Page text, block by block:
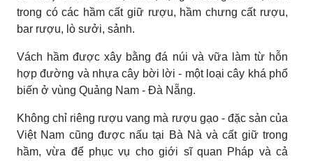
trong có các hầm cất giữ rượu, hầm chưng cất rượu,
bar rượu, lò sưởi, sảnh.
Vách hầm được xây bằng đá núi và vữa làm từ hỗn
hợp đường và nhựa cây bời lời - một loại cây khá phổ
biến ở vùng Quảng Nam - Đà Nẵng.
Không chỉ riêng rượu vang mà rượu gạo - đặc sản của
Việt Nam cũng được nấu tại Bà Nà và cất giữ trong
hầm, vừa để phục vụ cho giới sĩ quan Pháp và cả